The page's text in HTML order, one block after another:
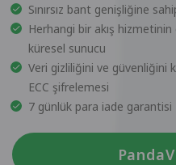
Sınırsız bant genişliğine
Herhangi bir akış
küresel sunucu
Veri gizliliğini ve güvenliğini
ECC şifrelemesi
7 günlük para iade garantisi